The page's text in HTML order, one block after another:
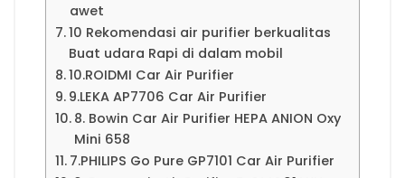
awet
10 Rekomendasi air purifier berkualitas
Buat udara Rapi di dalam mobil
10.ROIDMI Car Air Purifier
9.LEKA AP7706 Car Air Purifier
8. Bowin Car Air Purifier HEPA ANION Oxy
Mini 658
7.PHILIPS Go Pure GP7101 Car Air Purifier